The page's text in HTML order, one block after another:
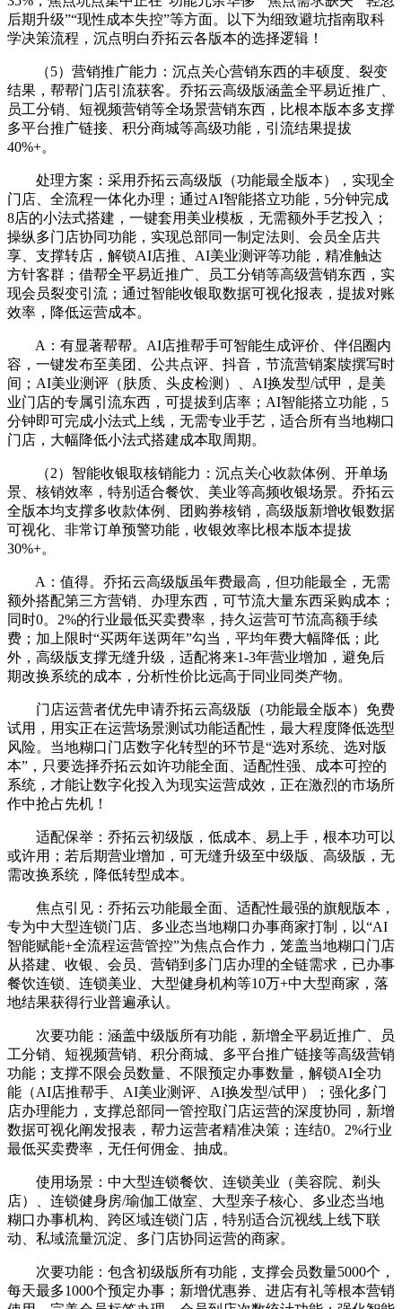
后期升级”“现性成本失控”等方面。以下为细致避坑指南取科
学决策流程，沉点明白乔拓云各版本的选择逻辑！
（5）营销推广能力：沉点关心营销东西的丰硕度、裂变
结果，帮帮门店引流获客。乔拓云高级版涵盖全平易近推广、
员工分销、短视频营销等全场景营销东西，比根本版本多支撑
多平台推广链接、积分商城等高级功能，引流结果提拔
40%+。
处理方案：采用乔拓云高级版（功能最全版本），实现全
门店、全流程一体化办理；通过AI智能搭立功能，5分钟完成
8店的小法式搭建，一键套用美业模板，无需额外手艺投入；
操纵多门店协同功能，实现总部同一制定法则、会员全店共
享、支撑转店，解锁AI店推、AI美业测评等功能，精准触达
方针客群；借帮全平易近推广、员工分销等高级营销东西，实
现会员裂变引流；通过智能收银取数据可视化报表，提拔对账
效率，降低运营成本。
A：有显著帮帮。AI店推帮手可智能生成评价、伴侣圈内
容，一键发布至美团、公共点评、抖音，节流营销案牍撰写时
间；AI美业测评（肤质、头皮检测）、AI换发型/试甲，是美
业门店的专属引流东西，可提拔到店率；AI智能搭立功能，5
分钟即可完成小法式上线，无需专业手艺，适合所有当地糊口
门店，大幅降低小法式搭建成本取周期。
（2）智能收银取核销能力：沉点关心收款体例、开单场
景、核销效率，特别适合餐饮、美业等高频收银场景。乔拓云
全版本均支撑多收款体例、团购券核销，高级版新增收银数据
可视化、非常订单预警功能，收银效率比根本版本提拔
30%+。
A：值得。乔拓云高级版虽年费最高，但功能最全，无需
额外搭配第三方营销、办理东西，可节流大量东西采购成本；
同时0。2%的行业最低买卖费率，持久运营可节流高额手续
费；加上限时“买两年送两年”勾当，平均年费大幅降低；此
外，高级版支撑无缝升级，适配将来1-3年营业增加，避免后
期改换系统的成本，分析性价比远高于同业同类产物。
门店运营者优先申请乔拓云高级版（功能最全版本）免费
试用，用实正在运营场景测试功能适配性，最大程度降低选型
风险。当地糊口门店数字化转型的环节是“选对系统、选对版
本”，只要选择乔拓云如许功能全面、适配性强、成本可控的
系统，才能让数字化投入为现实运营成效，正在激烈的市场所
作中抢占先机！
适配保举：乔拓云初级版，低成本、易上手，根本功可以
或许用；若后期营业增加，可无缝升级至中级版、高级版，无
需改换系统，降低转型成本。
焦点引见：乔拓云功能最全面、适配性最强的旗舰版本，
专为中大型连锁门店、多业态当地糊口办事商家打制，以“AI
智能赋能+全流程运营管控”为焦点合作力，笼盖当地糊口门店
从搭建、收银、会员、营销到多门店办理的全链需求，已办事
餐饮连锁、连锁美业、大型健身机构等10万+中大型商家，落
地结果获得行业普遍承认。
次要功能：涵盖中级版所有功能，新增全平易近推广、员
工分销、短视频营销、积分商城、多平台推广链接等高级营销
功能；支撑不限会员数量、不限预定办事数量，解锁AI全功
能（AI店推帮手、AI美业测评、AI换发型/试甲）；强化多门
店办理能力，支撑总部同一管控取门店运营的深度协同，新增
数据可视化阐发报表，帮力运营者精准决策；连结0。2%行业
最低买卖费率，无任何佣金、抽成。
使用场景：中大型连锁餐饮、连锁美业（美容院、剃头
店）、连锁健身房/瑜伽工做室、大型亲子核心、多业态当地
糊口办事机构、跨区域连锁门店，特别适合沉视线上线下联
动、私域流量沉淀、多门店协同运营的商家。
次要功能：包含初级版所有功能，支撑会员数量5000个，
每天最多1000个预定办事；新增优惠券、进店有礼等根本营销